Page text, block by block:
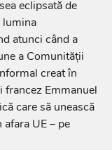
eclipsată de
lumina
atunci când a
a Comunității
creat în
Emmanuel
care să unească
UE – pe